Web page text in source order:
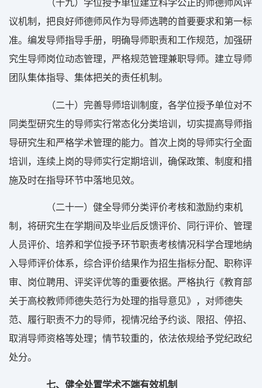
（十九）学位授予单位建立科学公正的师德师风评
议机制，把良好师德师风作为导师选聘的首要要求和第一标
准。编发导师指导手册，明确导师职责和工作规范，加强研
究生导师岗位动态管理，严格规范管理兼职导师。建立导师
团队集体指导、集体把关的责任机制。
（二十）完善导师培训制度，各学位授予单位对不
同类型研究生的导师实行常态化分类培训，切实提高导师指
导研究生和严格学术管理的能力。首次上岗的导师实行全面
培训，连续上岗的导师实行定期培训，确保政策、制度和措
施及时在指导环节中落地见效。
（二十一）健全导师分类评价考核和激励约束机
制，将研究生在学期间及毕业后反馈评价、同行评价、管理
人员评价、培养和学位授予环节职责考核情况科学合理地纳
入导师评价体系，综合评价结果作为招生指标分配、职称评
审、岗位聘用、评奖评优等的重要依据。严格执行《教育部
关于高校教师师德失范行为处理的指导意见》，对师德失
范、履行职责不力的导师，视情况给予约谈、限招、停招、
取消导师资格等处理；情节较重的，依法依规给予党纪政纪
处分。
七、健全处置学术不端有效机制